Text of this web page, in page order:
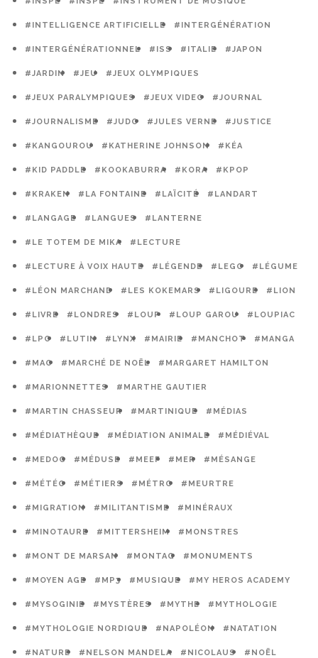
#INTELLIGENCE ARTIFICIELLE #INTERGÉNÉRATION
#INTERGÉNÉRATIONNEL #ISS #ITALIE #JAPON
#JARDIN #JEU #JEUX OLYMPIQUES
#JEUX PARALYMPIQUES #JEUX VIDEO #JOURNAL
#JOURNALISME #JUDO #JULES VERNE #JUSTICE
#KANGOUROU #KATHERINE JOHNSON #KÉA
#KID PADDLE #KOOKABURRA #KORA #KPOP
#KRAKEN #LA FONTAINE #LAÏCITÉ #LANDART
#LANGAGE #LANGUES #LANTERNE
#LE TOTEM DE MIKA #LECTURE
#LECTURE À VOIX HAUTE #LÉGENDE #LEGO #LÉGUME
#LÉON MARCHAND #LES KOKEMARS #LIGOURE #LION
#LIVRE #LONDRES #LOUP #LOUP GAROU #LOUPIAC
#LPO #LUTIN #LYNX #MAIRIE #MANCHOT #MANGA
#MAO #MARCHÉ DE NOËL #MARGARET HAMILTON
#MARIONNETTES #MARTHE GAUTIER
#MARTIN CHASSEUR #MARTINIQUE #MÉDIAS
#MÉDIATHÈQUE #MÉDIATION ANIMALE #MÉDIÉVAL
#MEDOC #MÉDUSE #MEEF #MER #MÉSANGE
#MÉTÉO #MÉTIERS #MÉTRO #MEURTRE
#MIGRATION #MILITANTISME #MINÉRAUX
#MINOTAURE #MITTERSHEIM #MONSTRES
#MONT DE MARSAN #MONTAG #MONUMENTS
#MOYEN AGE #MP3 #MUSIQUE #MY HEROS ACADEMY
#MYSOGINIE #MYSTÈRES #MYTHE #MYTHOLOGIE
#MYTHOLOGIE NORDIQUE #NAPOLÉON #NATATION
#NATURE #NELSON MANDELA #NICOLAUS #NOËL